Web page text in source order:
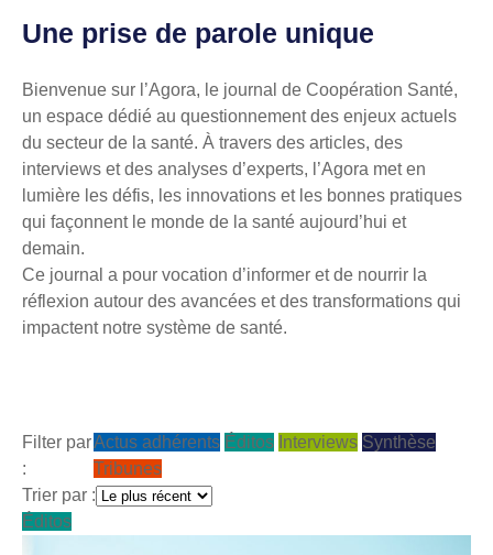
Une prise de parole unique
Bienvenue sur l’Agora, le journal de Coopération Santé,
un espace dédié au questionnement des enjeux actuels
du secteur de la santé. À travers des articles, des
interviews et des analyses d’experts, l’Agora met en
lumière les défis, les innovations et les bonnes pratiques
qui façonnent le monde de la santé aujourd’hui et
demain.
Ce journal a pour vocation d’informer et de nourrir la
réflexion autour des avancées et des transformations qui
impactent notre système de santé.
Filter par
:
Actus adhérents Éditos Interviews Synthèse
Tribunes
Trier par :
Éditos